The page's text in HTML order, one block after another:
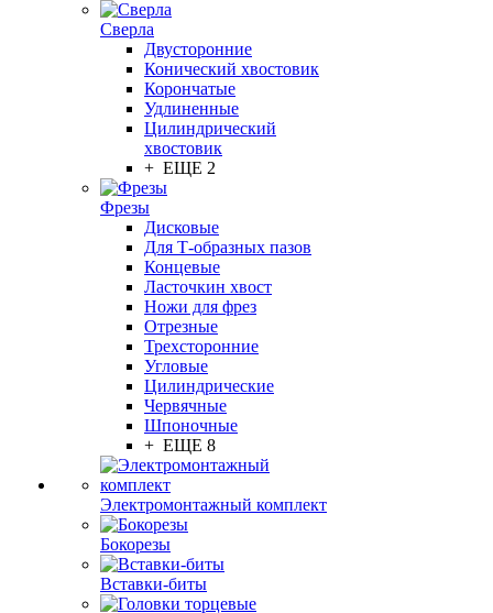
Сверла
Двусторонние
Конический хвостовик
Корончатые
Удлиненные
Цилиндрический
хвостовик
+ ЕЩЕ 2
Фрезы
Дисковые
Для Т-образных пазов
Концевые
Ласточкин хвост
Ножи для фрез
Отрезные
Трехсторонние
Угловые
Цилиндрические
Червячные
Шпоночные
+ ЕЩЕ 8
Электромонтажный комплект
Бокорезы
Вставки-биты